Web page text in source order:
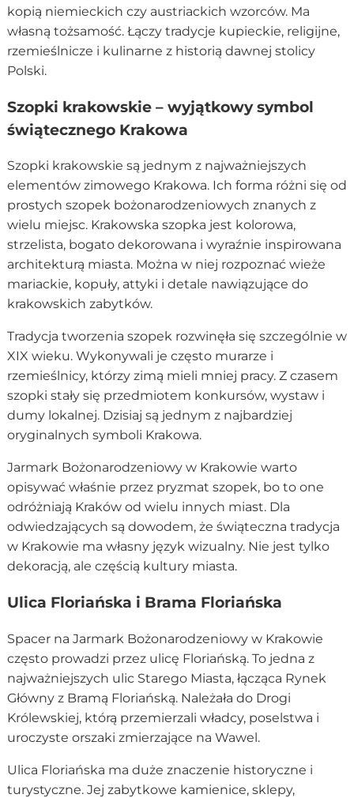
kopią niemieckich czy austriackich wzorców. Ma
własną tożsamość. Łączy tradycje kupieckie, religijne,
rzemieślnicze i kulinarne z historią dawnej stolicy
Polski.
Szopki krakowskie – wyjątkowy symbol
świątecznego Krakowa
Szopki krakowskie są jednym z najważniejszych
elementów zimowego Krakowa. Ich forma różni się od
prostych szopek bożonarodzeniowych znanych z
wielu miejsc. Krakowska szopka jest kolorowa,
strzelista, bogato dekorowana i wyraźnie inspirowana
architekturą miasta. Można w niej rozpoznać wieże
mariackie, kopuły, attyki i detale nawiązujące do
krakowskich zabytków.
Tradycja tworzenia szopek rozwinęła się szczególnie w
XIX wieku. Wykonywali je często murarze i
rzemieślnicy, którzy zimą mieli mniej pracy. Z czasem
szopki stały się przedmiotem konkursów, wystaw i
dumy lokalnej. Dzisiaj są jednym z najbardziej
oryginalnych symboli Krakowa.
Jarmark Bożonarodzeniowy w Krakowie warto
opisywać właśnie przez pryzmat szopek, bo to one
odróżniają Kraków od wielu innych miast. Dla
odwiedzających są dowodem, że świąteczna tradycja
w Krakowie ma własny język wizualny. Nie jest tylko
dekoracją, ale częścią kultury miasta.
Ulica Floriańska i Brama Floriańska
Spacer na Jarmark Bożonarodzeniowy w Krakowie
często prowadzi przez ulicę Floriańską. To jedna z
najważniejszych ulic Starego Miasta, łącząca Rynek
Główny z Bramą Floriańską. Należała do Drogi
Królewskiej, którą przemierzali władcy, poselstwa i
uroczyste orszaki zmierzające na Wawel.
Ulica Floriańska ma duże znaczenie historyczne i
turystyczne. Jej zabytkowe kamienice, sklepy,